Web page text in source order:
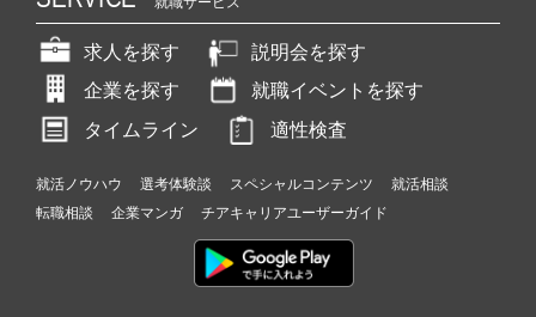
求人を探す
説明会を探す
企業を探す
就職イベントを探す
タイムライン
適性検査
就活ノウハウ 選考体験談 スペシャルコンテンツ
就活相談
転職相談
企業マンガ チアキャリアユーザーガイド